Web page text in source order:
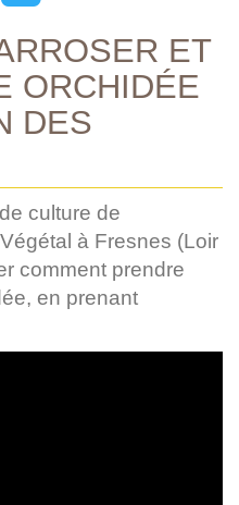
ET
ORCHIDÉE
DES
culture de
à Fresnes (Loir
comment prendre
en prenant